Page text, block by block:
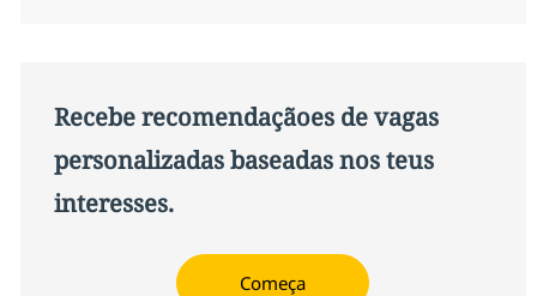
Recebe recomendaçãoes de vagas
personalizadas baseadas nos teus
interesses.
Começa